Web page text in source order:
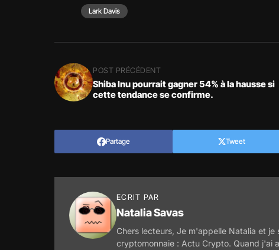
Lark Davis
POST PRÉCÉDENT
Shiba Inu pourrait gagner 54% à la hausse si
cette tendance se confirme.
Partage Tweet
ECRIT PAR
Natalia Savas
Chers lecteurs, Je m'appelle Natalia et
cryptomonnaie : Actu Crypto. Quand j'ai